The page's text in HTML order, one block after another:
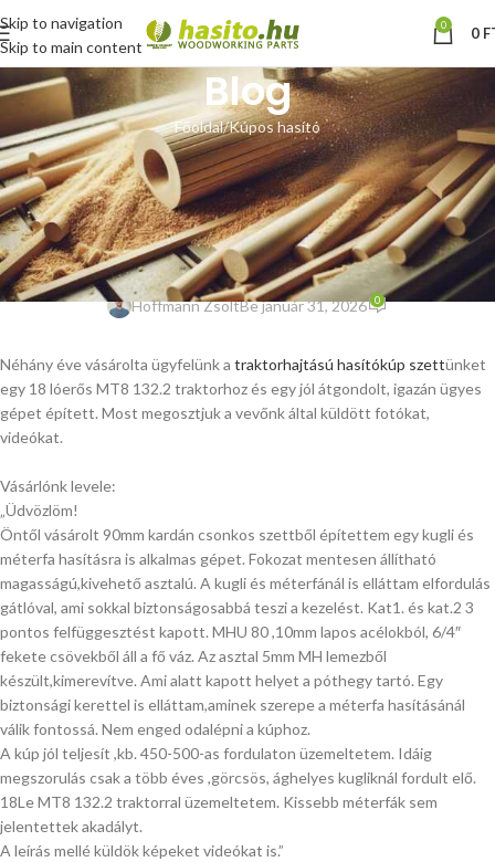
Skip to navigation
Skip to main content
0 0
Blog
Főoldal Kúpos hasító
KÚPOS HASÍTÓ
90 mm-es hasítókúp szett MT8
132.2 traktorral meghajtva –
vásárlói fotók
Hoffmann ZsoltBe január 31, 2026 0
Néhány éve vásárolta ügyfelünk a traktorhajtású hasítókúp szettünket
egy 18 lóerős MT8 132.2 traktorhoz és egy jól átgondolt, igazán ügyes
gépet épített. Most megosztjuk a vevőnk által küldött fotókat,
videókat.
Vásárlónk levele:
„Üdvözlöm!
Öntől vásárolt 90mm kardán csonkos szettből építettem egy kugli és
méterfa hasításra is alkalmas gépet. Fokozat mentesen állítható
magasságú,kivehető asztalú. A kugli és méterfánál is elláttam elfordulás
gátlóval, ami sokkal biztonságosabbá teszi a kezelést. Kat1. és kat.2 3
pontos felfüggesztést kapott. MHU 80 ,10mm lapos acélokból, 6/4″
fekete csövekből áll a fő váz. Az asztal 5mm MH lemezből
készült,kimerevítve. Ami alatt kapott helyet a póthegy tartó. Egy
biztonsági kerettel is elláttam,aminek szerepe a méterfa hasításánál
válik fontossá. Nem enged odalépni a kúphoz.
A kúp jól teljesít ,kb. 450-500-as fordulaton üzemeltetem. Idáig
megszorulás csak a több éves ,görcsös, ághelyes kugliknál fordult elő.
18Le MT8 132.2 traktorral üzemeltetem. Kissebb méterfák sem
jelentettek akadályt.
A leírás mellé küldök képeket videókat is.”